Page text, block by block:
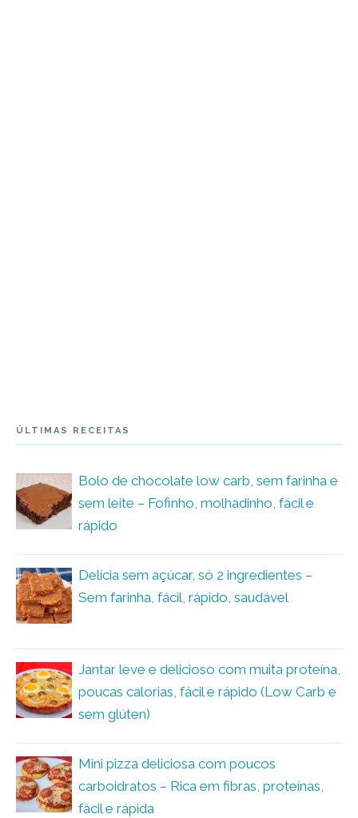
ÚLTIMAS RECEITAS
Bolo de chocolate low carb, sem farinha e
sem leite – Fofinho, molhadinho, fácil e
rápido
Delícia sem açúcar, só 2 ingredientes –
Sem farinha, fácil, rápido, saudável
Jantar leve e delicioso com muita proteína,
poucas calorias, fácil e rápido (Low Carb e
sem glúten)
Mini pizza deliciosa com poucos
carboidratos – Rica em fibras, proteínas,
fácil e rápida